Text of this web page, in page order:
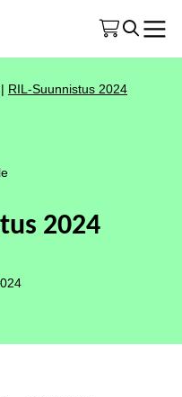
| RIL-Suunnistus 2024
2024